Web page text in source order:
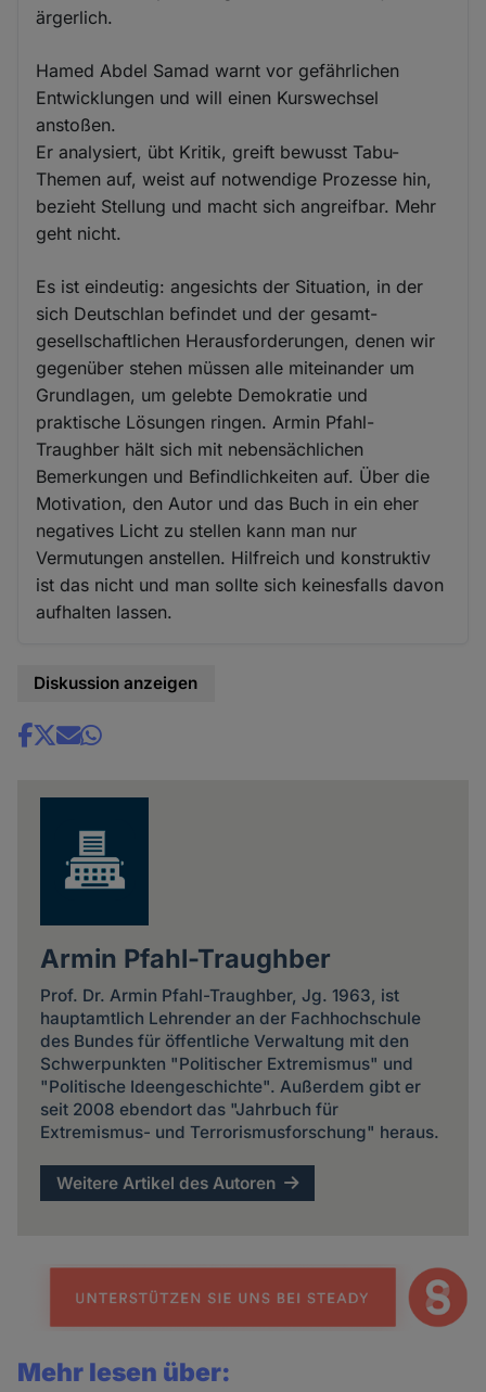
ärgerlich.
Hamed Abdel Samad warnt vor gefährlichen
Entwicklungen und will einen Kurswechsel
anstoßen.
Er analysiert, übt Kritik, greift bewusst Tabu-
Themen auf, weist auf notwendige Prozesse hin,
bezieht Stellung und macht sich angreifbar. Mehr
geht nicht.
Es ist eindeutig: angesichts der Situation, in der
sich Deutschlan befindet und der gesamt-
gesellschaftlichen Herausforderungen, denen wir
gegenüber stehen müssen alle miteinander um
Grundlagen, um gelebte Demokratie und
praktische Lösungen ringen. Armin Pfahl-
Traughber hält sich mit nebensächlichen
Bemerkungen und Befindlichkeiten auf. Über die
Motivation, den Autor und das Buch in ein eher
negatives Licht zu stellen kann man nur
Vermutungen anstellen. Hilfreich und konstruktiv
ist das nicht und man sollte sich keinesfalls davon
aufhalten lassen.
Diskussion anzeigen
Share
Armin Pfahl-Traughber
Prof. Dr. Armin Pfahl-Traughber, Jg. 1963, ist
hauptamtlich Lehrender an der Fachhochschule
des Bundes für öffentliche Verwaltung mit den
Schwerpunkten "Politischer Extremismus" und
"Politische Ideengeschichte". Außerdem gibt er
seit 2008 ebendort das "Jahrbuch für
Extremismus- und Terrorismusforschung" heraus.
Weitere Artikel des Autoren
Mehr lesen über: